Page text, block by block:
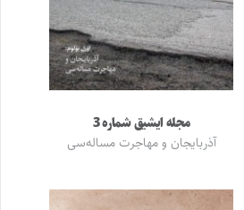
مجله ایشیق شماره 3
آذربایجان و مهاجرت مساله‌سی